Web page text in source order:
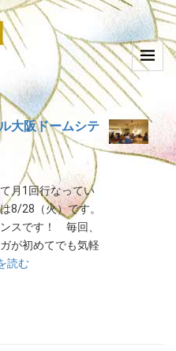
大阪ドームシテ
月1回行なってい
8/28（火）です。
スです！ 毎回、
が初めてでも気軽
読む